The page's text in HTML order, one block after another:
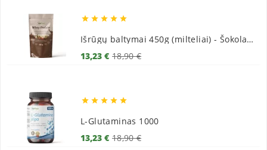
    
Išrūgų baltymai 450g (milteliai) - Šokoladiniai
13,23 € 18,90 €
    
L-Glutaminas 1000
13,23 € 18,90 €